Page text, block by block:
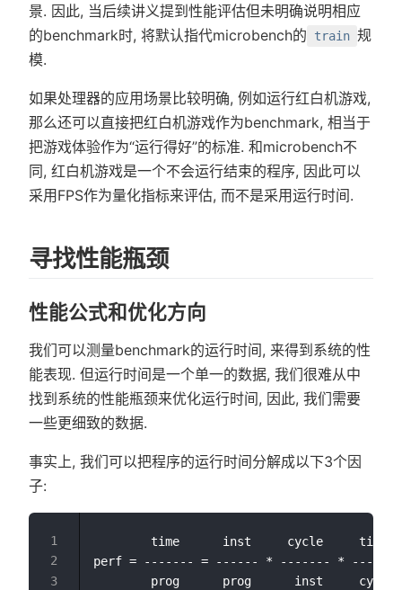
景. 因此, 当后续讲义提到性能评估但未明确说明相应
的benchmark时, 将默认指代microbench的
train 规
模.
如果处理器的应用场景比较明确, 例如运行红白机游戏,
那么还可以直接把红白机游戏作为benchmark, 相当于
把游戏体验作为“运行得好”的标准. 和microbench不
同, 红白机游戏是一个不会运行结束的程序, 因此可以
采用FPS作为量化指标来评估, 而不是采用运行时间.
寻找性能瓶颈
性能公式和优化方向
我们可以测量benchmark的运行时间, 来得到系统的性
能表现. 但运行时间是一个单一的数据, 我们很难从中
找到系统的性能瓶颈来优化运行时间, 因此, 我们需要
一些更细致的数据.
事实上, 我们可以把程序的运行时间分解成以下3个因
子:
        time      inst     cycle     time
perf = ------- = ------ * ------- * -------